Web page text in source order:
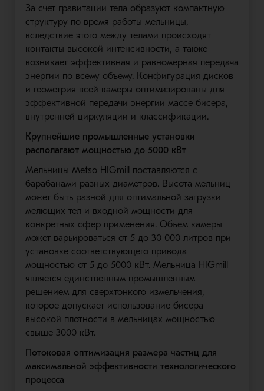
За счет гравитации тела образуют компактную
структуру по время работы мельницы,
вследствие этого между телами происходят
контакты высокой интенсивности, а также
возникает эффективная и равномерная передача
энергии по всему объему. Конфигурация дисков
и геометрия всей камеры оптимизированы для
эффективной передачи энергии массе бисера,
внутренней циркуляции и классификации.
Крупнейшие промышленные установки
располагают мощностью до 5000 кВт
Мельницы Metso HIGmill поставляются с
барабанами разных диаметров. Высота мельниц
может быть разной для оптимальной загрузки
мелющих тел и входной мощности для
конкретных сфер применения. Объем камеры
может варьироваться от 5 до 30 000 литров при
установке соответствующего привода
мощностью от 5 до 5000 кВт. Мельница HIGmill
является единственным промышленным
решением для сверхтонкого измельчения,
которое допускает использование бисера
высокой плотности в мельницах мощностью
свыше 3000 кВт.
Потоковая оптимизация размера частиц для
максимальной эффективности технологического
процесса